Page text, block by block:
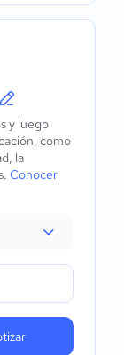
y luego
como
la
Conocer